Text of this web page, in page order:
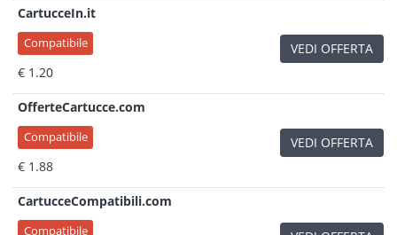
CartucceIn.it
Compatibile
€ 1.20
VEDI OFFERTA
OfferteCartucce.com
Compatibile
€ 1.88
VEDI OFFERTA
CartucceCompatibili.com
Compatibile